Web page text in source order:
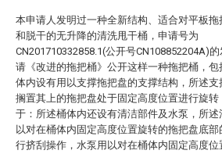
本申请人发明过一种全新结构、适合对平板拖
和脱干的无升降的清洗甩干桶，申请号为
CN201710332858.1(公开号CN108852204A)
请《改进的拖把桶》公开这样一种拖把桶，包
体内设有用以支撑拖把盘的支撑结构，所述支
搁置其上的拖把盘处于固定高度位置进行旋转
于：所述桶体内还设有清洁部件及水泵，所述
以对在桶体内固定高度位置旋转的拖把盘底
行挤刮操作，水泵用以对在桶体内固定高度位